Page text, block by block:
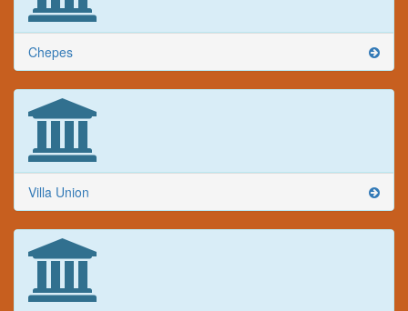
Chepes
Villa Union